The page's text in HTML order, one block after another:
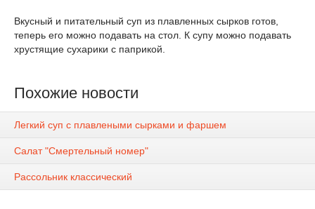
Вкусный и питательный суп из плавленных сырков готов,
теперь его можно подавать на стол. К супу можно подавать
хрустящие сухарики с паприкой.
Похожие новости
Легкий суп с плавлеными сырками и фаршем
Салат "Смертельный номер"
Рассольник классический